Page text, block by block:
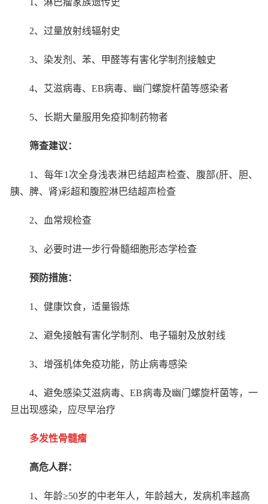
、淋巴瘤家族遗传史
2、过量放射线辐射史
3、染发剂、苯、甲醛等有害化学制剂接触史
4、艾滋病毒、 EB病毒、幽门螺旋杆菌等感染者
5、长期大量服用免疫抑制药物者
筛查建议：
1 、每年1 次全身浅表淋巴结超声检查、腹部(肝、胆、
胰、脾、肾)彩超和腹腔淋巴结超声检查
2、血常规检查
3、必要时进一步行骨髓细胞形态学检查
预防措施：
1 、健康饮食，适量锻炼
2、避免接触有害化学制剂、电子辐射及放射线
3、增强机体免疫功能，防止病毒感染
4、避免感染艾滋病毒、EB病毒及幽门螺旋杆菌等，一
旦出现感染，应尽早治疗
多发性骨髓瘤
高危人群：
1 、年龄≥50岁的中老年人，年龄越大，发病机率越高